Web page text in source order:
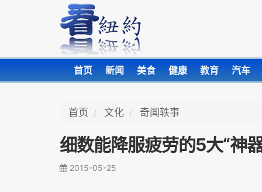
首页 新闻 美食 健康 教育 汽车
首页 文化 奇闻轶事
细数能降服疲劳的5大“神
2015-05-25